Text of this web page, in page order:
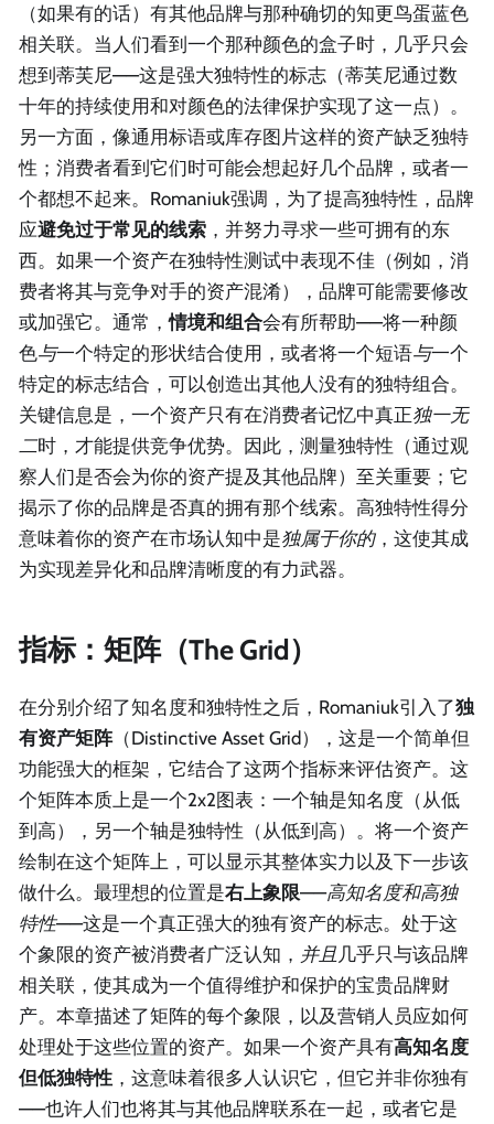
（如果有的话）有其他品牌与那种确切的知更鸟蛋蓝色
相关联。当人们看到一个那种颜色的盒子时，几乎只会
想到蒂芙尼——这是强大独特性的标志（蒂芙尼通过数
十年的持续使用和对颜色的法律保护实现了这一点）。
另一方面，像通用标语或库存图片这样的资产缺乏独特
性；消费者看到它们时可能会想起好几个品牌，或者一
个都想不起来。Romaniuk强调，为了提高独特性，品牌
应避免过于常见的线索 ，并努力寻求一些可拥有的东
西。如果一个资产在独特性测试中表现不佳（例如，消
费者将其与竞争对手的资产混淆），品牌可能需要修改
或加强它。通常，情境和组合会有所帮助——将一种颜
色与一个特定的形状结合使用，或者将一个短语与一个
特定的标志结合，可以创造出其他人没有的独特组合。
关键信息是，一个资产只有在消费者记忆中真正独一无
二时，才能提供竞争优势。因此，测量独特性（通过观
察人们是否会为你的资产提及其他品牌）至关重要；它
揭示了你的品牌是否真的拥有那个线索。高独特性得分
意味着你的资产在市场认知中是独属于你的，这使其成
为实现差异化和品牌清晰度的有力武器。
指标：矩阵（The Grid）
在分别介绍了知名度和独特性之后，Romaniuk引入了独
有资产矩阵（Distinctive Asset Grid），这是一个简单但
功能强大的框架，它结合了这两个指标来评估资产。这
个矩阵本质上是一个2x2图表：一个轴是知名度（从低
到高），另一个轴是独特性（从低到高）。将一个资产
绘制在这个矩阵上，可以显示其整体实力以及下一步该
做什么。最理想的位置是右上象限——高知名度和高独
特性——这是一个真正强大的独有资产的标志。处于这
个象限的资产被消费者广泛认知， 并且 几乎只与该品牌
相关联，使其成为一个值得维护和保护的宝贵品牌财
产。本章描述了矩阵的每个象限，以及营销人员应如何
处理处于这些位置的资产。如果一个资产具有高知名度
但低独特性 ，这意味着很多人认识它，但它并非你独有
——也许人们也将其与其他品牌联系在一起，或者它是